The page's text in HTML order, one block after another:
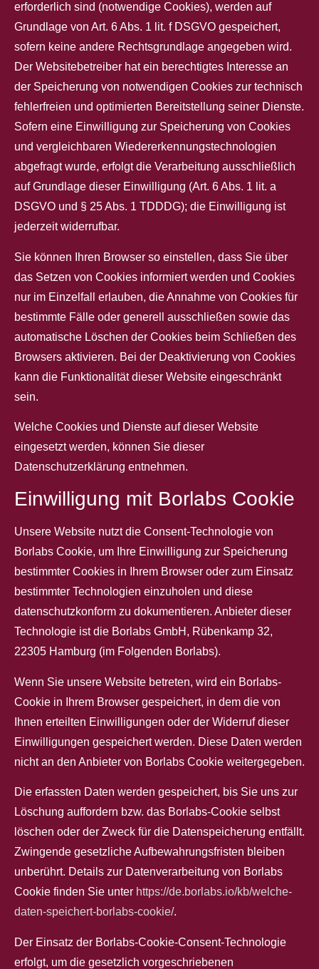
erforderlich sind (notwendige Cookies), werden auf
Grundlage von Art. 6 Abs. 1 lit. f DSGVO gespeichert,
sofern keine andere Rechtsgrundlage angegeben wird.
Der Websitebetreiber hat ein berechtigtes Interesse an
der Speicherung von notwendigen Cookies zur technisch
fehlerfreien und optimierten Bereitstellung seiner Dienste.
Sofern eine Einwilligung zur Speicherung von Cookies
und vergleichbaren Wiedererkennungstechnologien
abgefragt wurde, erfolgt die Verarbeitung ausschließlich
auf Grundlage dieser Einwilligung (Art. 6 Abs. 1 lit. a
DSGVO und § 25 Abs. 1 TDDDG); die Einwilligung ist
jederzeit widerrufbar.
Sie können Ihren Browser so einstellen, dass Sie über
das Setzen von Cookies informiert werden und Cookies
nur im Einzelfall erlauben, die Annahme von Cookies für
bestimmte Fälle oder generell ausschließen sowie das
automatische Löschen der Cookies beim Schließen des
Browsers aktivieren. Bei der Deaktivierung von Cookies
kann die Funktionalität dieser Website eingeschränkt
sein.
Welche Cookies und Dienste auf dieser Website
eingesetzt werden, können Sie dieser
Datenschutzerklärung entnehmen.
Einwilligung mit Borlabs Cookie
Unsere Website nutzt die Consent-Technologie von
Borlabs Cookie, um Ihre Einwilligung zur Speicherung
bestimmter Cookies in Ihrem Browser oder zum Einsatz
bestimmter Technologien einzuholen und diese
datenschutzkonform zu dokumentieren. Anbieter dieser
Technologie ist die Borlabs GmbH, Rübenkamp 32,
22305 Hamburg (im Folgenden Borlabs).
Wenn Sie unsere Website betreten, wird ein Borlabs-
Cookie in Ihrem Browser gespeichert, in dem die von
Ihnen erteilten Einwilligungen oder der Widerruf dieser
Einwilligungen gespeichert werden. Diese Daten werden
nicht an den Anbieter von Borlabs Cookie weitergegeben.
Die erfassten Daten werden gespeichert, bis Sie uns zur
Löschung auffordern bzw. das Borlabs-Cookie selbst
löschen oder der Zweck für die Datenspeicherung entfällt.
Zwingende gesetzliche Aufbewahrungsfristen bleiben
unberührt. Details zur Datenverarbeitung von Borlabs
Cookie finden Sie unter https://de.borlabs.io/kb/welche-
daten-speichert-borlabs-cookie/.
Der Einsatz der Borlabs-Cookie-Consent-Technologie
erfolgt, um die gesetzlich vorgeschriebenen